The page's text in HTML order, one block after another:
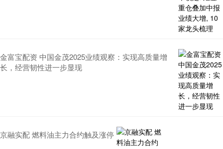
金富宝配资 中国金茂2025业绩观察：实现高质量增
长，经营韧性进一步显现
京融实配 燃料油主力合约触及涨停